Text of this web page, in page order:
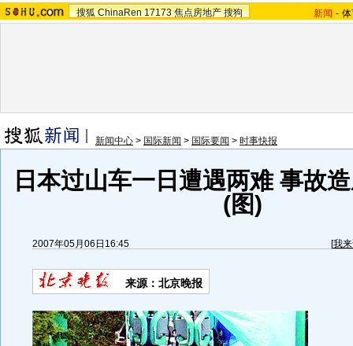
搜狐 ChinaRen 17173 焦点房地产 搜狗 新闻 -
新闻中心 > 国际新闻 > 国际要闻 > 时事快报
日本过山车一日遭遇两难 事故
(图)
2007年05月06日16:45 [我
来源：北京晚报